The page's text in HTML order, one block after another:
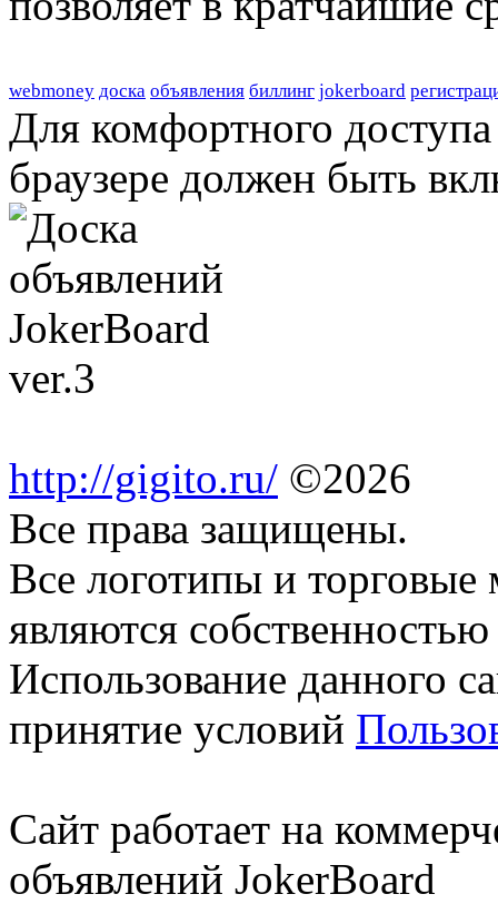
webmoney доска объявления биллинг jokerboard
Для комфортного
браузере должен быть
http://gigito.ru/ ©2026
Все права защищены.
Все логотипы и торговые
являются
Использование данного
принятие условий
Сайт работает на
объявлений JokerBoard